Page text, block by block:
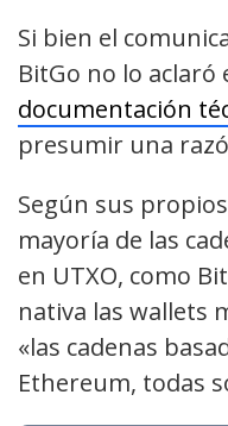
Si bien el
BitGo no lo aclaró
documentación
presumir una
Según sus
mayoría de las
en UTXO, como
nativa las wallets
«las cadenas
Ethereum, todas